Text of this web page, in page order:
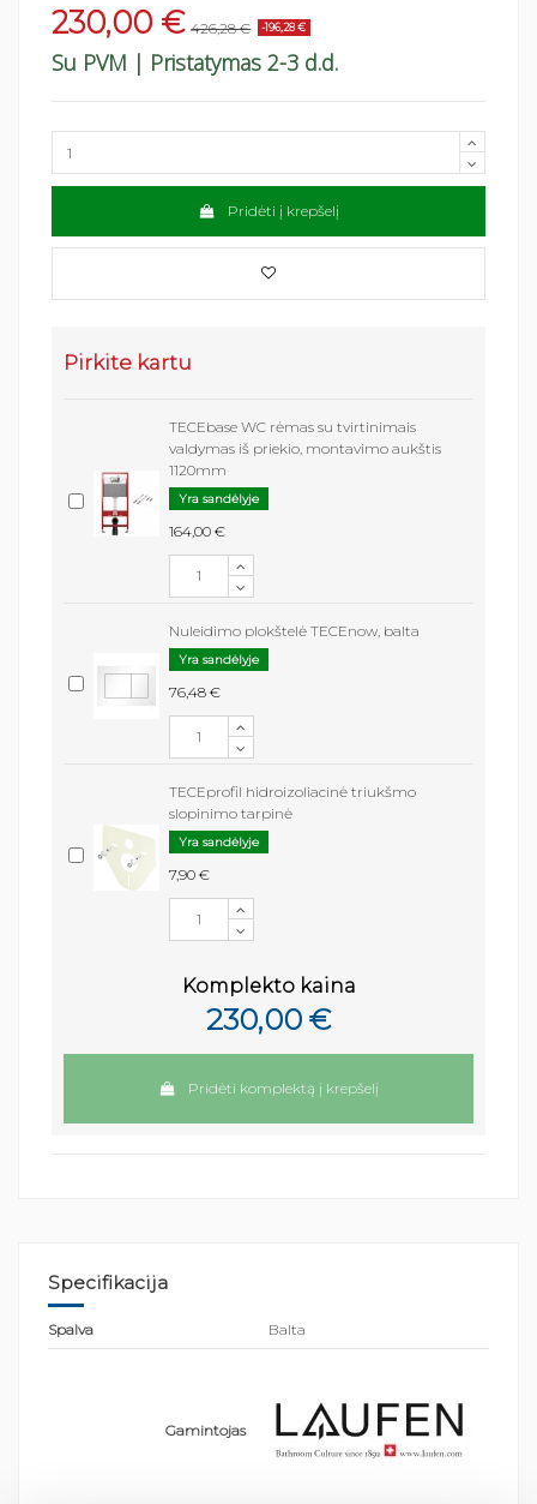
230,00 € 426,28 € -196,28 €
Su PVM | Pristatymas 2-3 d.d.
Pridėti į krepšelį
Pirkite kartu
TECEbase WC rėmas su tvirtinimais
valdymas iš priekio, montavimo aukštis
1120mm
Yra sandėlyje
164,00 €
Nuleidimo plokštelė TECEnow, balta
Yra sandėlyje
76,48 €
TECEprofil hidroizoliacinė triukšmo
slopinimo tarpinė
Yra sandėlyje
7,90 €
Komplekto kaina
230,00 €
Pridėti komplektą į krepšelį
Specifikacija
Spalva Balta
Gamintojas